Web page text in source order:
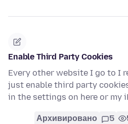
Enable Third Party Cookies
Every other website I go to I
just enable third party
in the settings on here or my
Архивировано 5